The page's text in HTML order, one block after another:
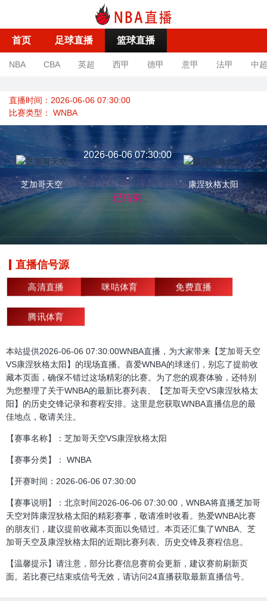
首页 足球直播 篮球直播
NBA CBA 英超 西甲 德甲 意甲 法甲 中超
直播时间：2026-06-06 07:30:00
比赛类型： WNBA
芝加哥天空
2026-06-06 07:30:00
-
已结束
康涅狄格太阳
直播信号源
高清直播 咪咕体育 免费直播
腾讯体育
本站提供2026-06-06 07:30:00WNBA直播，为大家带来【芝加哥天空
VS康涅狄格太阳】的现场直播。喜爱WNBA的球迷们，别忘了提前收
藏本页面，确保不错过这场精彩的比赛。为了您的观赛体验，还特别
为您整理了关于WNBA的最新比赛列表、【芝加哥天空VS康涅狄格太
阳】的历史交锋记录和赛程安排。这里是您获取WNBA直播信息的最
佳地点，敬请关注。
【赛事名称】：芝加哥天空VS康涅狄格太阳
【赛事分类】： WNBA
【开赛时间：2026-06-06 07:30:00
【赛事说明】：北京时间2026-06-06 07:30:00，WNBA将直播芝加哥
天空对阵康涅狄格太阳的精彩赛事，敬请准时收看。热爱WNBA比赛
的朋友们，建议提前收藏本页面以免错过。本页还汇集了WNBA、芝
加哥天空及康涅狄格太阳的近期比赛列表、历史交锋及赛程信息。
【温馨提示】请注意，部分比赛信息赛前会更新，建议赛前刷新页
面。若比赛已结束或信号无效，请访问24直播获取最新直播信号。